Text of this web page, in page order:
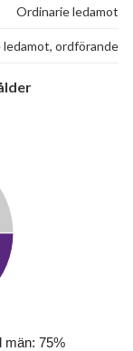
Ordinarie ledamot
ledamot, ordförande
män: 75%